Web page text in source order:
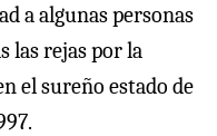
a algunas personas
las rejas por la
el sureño estado de